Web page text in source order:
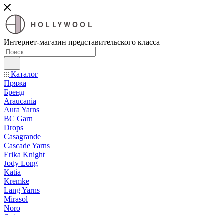
HOLLYWOOL
Интернет-магазин представительского класса
Каталог
Пряжа
Бренд
Araucania
Aura Yarns
BC Garn
Drops
Casagrande
Cascade Yarns
Erika Knight
Jody Long
Katia
Kremke
Lang Yarns
Mirasol
Noro